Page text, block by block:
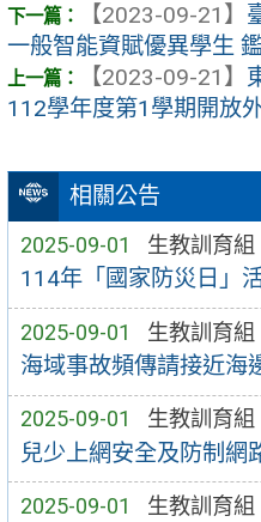
相關公告
2025-09-01 生教訓育組
114年「國家防災日」
2025-09-01 生教訓育組
海域事故頻傳請接近海
2025-09-01 生教訓育組
兒少上網安全及防制網
2025-09-01 生教訓育組
【2023-09-21】
一般智能資賦優異學生
【2023-09-21】
112學年度第1學期開放